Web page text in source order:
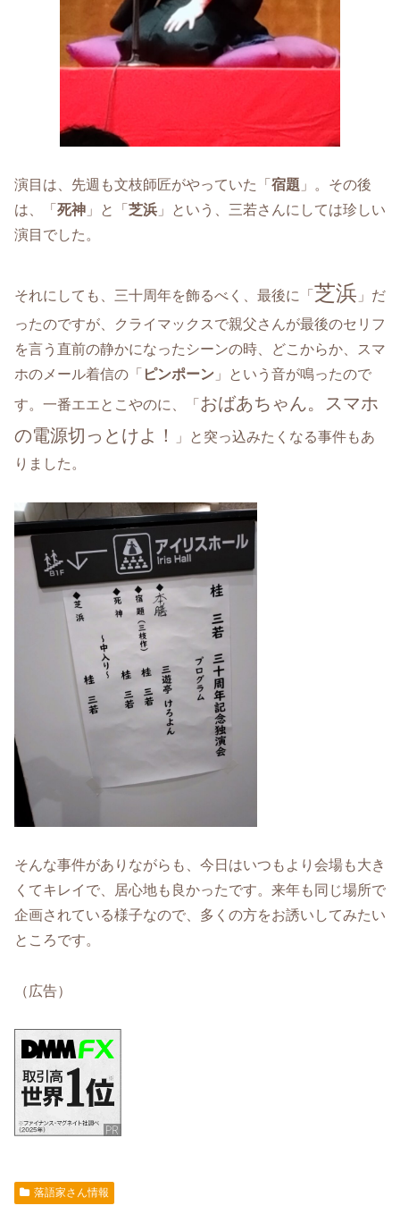
演目は、先週も文枝師匠がやっていた「 宿題 」。その後
は、「 死神 」と「 芝浜 」という、三若さんにしては珍しい
演目でした。
それにしても、三十周年を飾るべく、最後に「 芝浜 」だ
ったのですが、クライマックスで親父さんが最後のセリフ
を言う直前の静かになったシーンの時、どこからか、スマ
ホのメール着信の「 ピンポーン 」という音が鳴ったので
す。一番エエとこやのに、「 おばあちゃん。スマホ
の電源切っとけよ！
」と突っ込みたくなる事件もあ
りました。
そんな事件がありながらも、今日はいつもより会場も大き
くてキレイで、居心地も良かったです。来年も同じ場所で
企画されている様子なので、多くの方をお誘いしてみたい
ところです。
（広告）
落語家さん情報